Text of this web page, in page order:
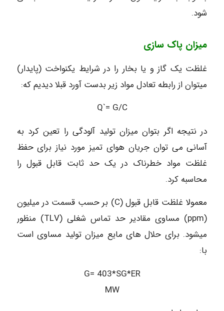
شود.
میزان پاک سازی
غلظت یک گاز و یا بخار را در شرایط یکنواخت (پایدار)
میتوان از رابطه تعادل مواد زیر بدست آورد قبلا دیدیم که:
Q`= G/C
در نتیجه اگر بتوان میزان تولید آلودگی را تعین کرد به
آسانی می توان جریان هوای تمیز مورد نیاز برای حفظ
غلظت مواد خطرناک در یک حد ثابت قابل قبول را
محاسبه کرد.
معمولا غلظت قابل قبول (C) بر حسب قسمت در میلیون
(ppm) مساوی مقادیر حد تماس شغلی (TLV) منظور
میشود. برای حلال های مایع میزان تولید مساوی است
با:
G= 403*SG*ER
MW